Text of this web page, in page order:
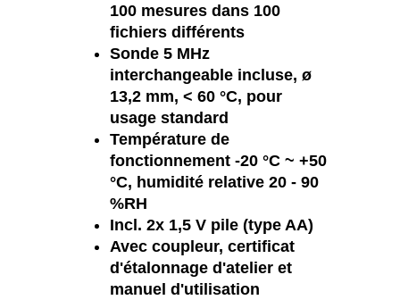
100 mesures dans 100
fichiers différents
Sonde 5 MHz
interchangeable incluse, ø
13,2 mm, < 60 °C, pour
usage standard
Température de
fonctionnement -20 °C ~ +50
°C, humidité relative 20 - 90
%RH
Incl. 2x 1,5 V pile (type AA)
Avec coupleur, certificat
d'étalonnage d'atelier et
manuel d'utilisation